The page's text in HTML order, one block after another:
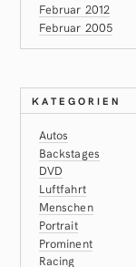
Februar 2012
Februar 2005
KATEGORIEN
Autos
Backstages
DVD
Luftfahrt
Menschen
Portrait
Prominent
Racing